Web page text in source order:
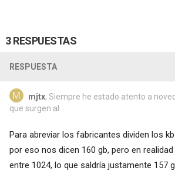
3 RESPUESTAS
RESPUESTA
mjtx, Siempre he estado atento a
que surgen al...
Para abreviar los fabricantes dividen los
por eso nos dicen 160 gb, pero en
entre 1024, lo que saldría justamente 157